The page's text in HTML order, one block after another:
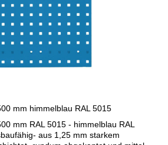
mm himmelblau RAL 5015
mm RAL 5015 - himmelblau RAL
aus 1,25 mm starkem